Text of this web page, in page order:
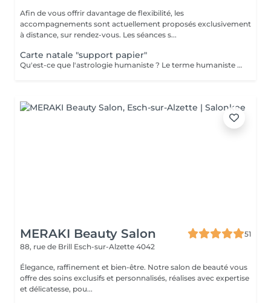
Afin de vous offrir davantage de flexibilité, les
accompagnements sont actuellement proposés exclusivement
à distance, sur rendez-vous. Les séances s...
Carte natale "support papier"
Qu'est-ce que l'astrologie humaniste ? Le terme humaniste désigne une astrologie centrée sur la personne dans sa globalité. C'est une approche globale - dite holistique (du grec holos : entier) - des éléments à disposition de chacun pour réaliser concrètement les potentialités de sa naissance. L'astrologie humaniste ne met l'accent ni sur les évènements, ni sur les prédictions mais sur la prise de conscience de la signification (pour soi) de ce qui se passe. C'est une astrologie contemporaine qui veut répondre aux besoins de l'époque. Qu'est-ce qu'un thème natal ? C'est une carte représentant le ciel tel qu'il était au moment et à l'endroit précis de la naissance du sujet. Chaque thème est unique, mais tous contiennent les mêmes éléments de base. Chaque personne a les douze signes du zodiaque, ainsi que toutes les planètes de notre système solaire découvertes à ce jour. Seuls l'endroit et l'heure de naissance donneront une individualité potentielle au thème. Le thème indique les structures symboliques et énergétiques auxquelles la personne est reliée, parce qu'elle incarne « l'instant de l'univers » correspondant à sa naissance. L'astrologie en tant qu'écriture nous révèle les pistes de notre part de responsabilité sur notre évolution personnelle. Envoi par mail la carte et description "pas de présentiel"
MERAKI Beauty Salon
51
88, rue de Brill Esch-sur-Alzette 4042
Élegance, raffinement et bien-être. Notre salon de beauté vous
offre des soins exclusifs et personnalisés, réalises avec expertise
et délicatesse, pou...